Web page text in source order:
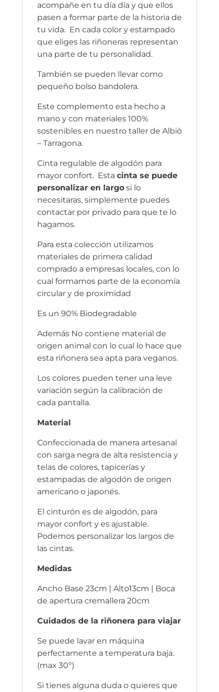
acompañe en tu día día y que ellos
pasen a formar parte de la historia de
tu vida. En cada color y estampado
que eliges las riñoneras representan
una parte de tu personalidad.
También se pueden llevar como
pequeño bolso bandolera.
Este complemento esta hecho a
mano y con materiales 100%
sostenibles en nuestro taller de Albiò
– Tarragona.
Cinta regulable de algodón para
mayor confort. Esta cinta se puede
personalizar en largosi lo
necesitaras, simplemente puedes
contactar por privado para que te lo
hagamos.
Para esta colección utilizamos
materiales de primera calidad
comprado a empresas locales, con lo
cual formamos parte de la economía
circular y de proximidad
Es un 90% Biodegradable
Además No contiene material de
origen animal con lo cual lo hace que
esta riñonera sea apta para veganos.
Los colores pueden tener una leve
variación según la calibración de
cada pantalla.
Material
Confeccionada de manera artesanal
con sarga negra de alta resistencia y
telas de colores, tapicerías y
estampadas de algodón de origen
americano o japonés.
El cinturón es de algodón, para
mayor confort y es ajustable.
Podemos personalizar los largos de
las cintas.
Medidas
Ancho Base 23cm | Alto13cm | Boca
de apertura cremallera 20cm
Cuidados de la riñonera para viajar
Se puede lavar en máquina
perfectamente a temperatura baja.
(max 30º)
Si tienes alguna duda o quieres que